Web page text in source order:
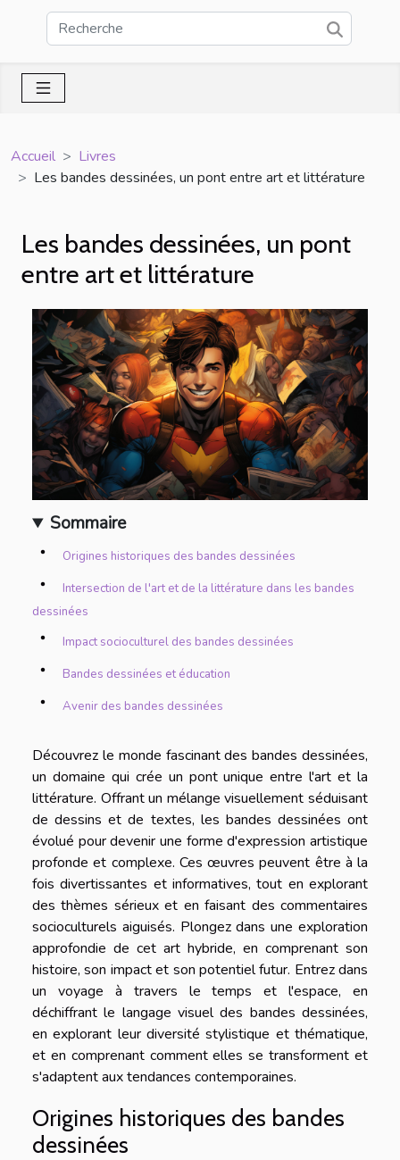
Accueil
Livres
Les bandes dessinées, un pont entre art et littérature
Les bandes dessinées, un pont
entre art et littérature
Sommaire
Origines historiques des bandes dessinées
Intersection de l'art et de la littérature dans les bandes
dessinées
Impact socioculturel des bandes dessinées
Bandes dessinées et éducation
Avenir des bandes dessinées
Découvrez le monde fascinant des bandes dessinées,
un domaine qui crée un pont unique entre l'art et la
littérature. Offrant un mélange visuellement séduisant
de dessins et de textes, les bandes dessinées ont
évolué pour devenir une forme d'expression artistique
profonde et complexe. Ces œuvres peuvent être à la
fois divertissantes et informatives, tout en explorant
des thèmes sérieux et en faisant des commentaires
socioculturels aiguisés. Plongez dans une exploration
approfondie de cet art hybride, en comprenant son
histoire, son impact et son potentiel futur. Entrez dans
un voyage à travers le temps et l'espace, en
déchiffrant le langage visuel des bandes dessinées,
en explorant leur diversité stylistique et thématique,
et en comprenant comment elles se transforment et
s'adaptent aux tendances contemporaines.
Origines historiques des bandes
dessinées